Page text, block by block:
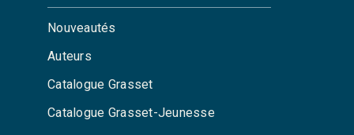
Nouveautés
Auteurs
Catalogue Grasset
Catalogue Grasset-Jeunesse